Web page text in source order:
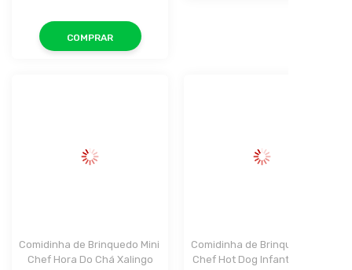
COMPRAR
Comidinha de Brinquedo Mini
Chef Hora Do Chá Xalingo
Comidinha de Brinquedo Mini
Chef Hot Dog Infantil Xalingo